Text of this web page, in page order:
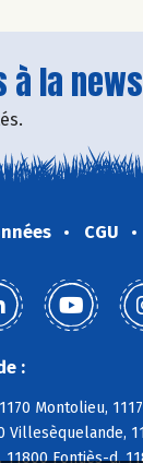
à la
CGU
:
Montolieu,
Villesèquelande,
Fontiès-d,